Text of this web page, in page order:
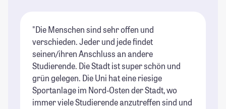
"Die Menschen sind sehr offen und
verschieden. Jeder und jede findet
seinen/ihren Anschluss an andere
Studierende. Die Stadt ist super schön und
grün gelegen. Die Uni hat eine riesige
Sportanlage im Nord-Osten der Stadt, wo
immer viele Studierende anzutreffen sind und